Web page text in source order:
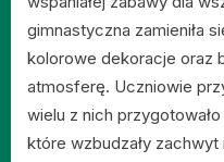
gimnastyczna zamieniła
kolorowe dekoracje oraz
atmosferę. Uczniowie
wielu z nich
które wzbudzały zachwyt